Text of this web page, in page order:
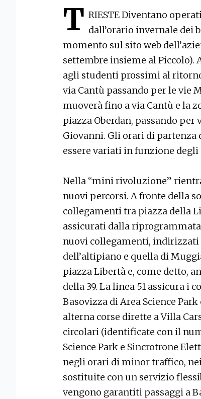
T RIESTE Diventano
dall’orario invernale dei
momento sul sito web
settembre insieme al
agli studenti prossimi al
via Cantù passando per le vie
muoverà fino a via Cantù e la
piazza Oberdan, passando
Giovanni. Gli orari di
essere variati in funzione
Nella “mini rivoluzione”
nuovi percorsi. A fronte della
collegamenti tra piazza della
assicurati dalla
nuovi collegamenti,
dell’altipiano e quella di
piazza Libertà e, come detto,
della 39. La linea 51 assicura i
Basovizza di Area Science
alterna corse dirette a Villa
circolari (identificate con il
Science Park e Sincrotrone
negli orari di minor traffico,
sostituite con un servizio
vengono garantiti passaggi a